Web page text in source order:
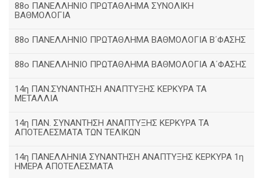
88ο ΠΑΝΕΛΛΗΝΙΟ ΠΡΩΤΑΘΛΗΜΑ ΣΥΝΟΛΙΚΗ
ΒΑΘΜΟΛΟΓΙΑ
88ο ΠΑΝΕΛΛΗΝΙΟ ΠΡΩΤΑΘΛΗΜΑ ΒΑΘΜΟΛΟΓΙΑ Β΄ΦΑΣΗΣ
88ο ΠΑΝΕΛΛΗΝΙΟ ΠΡΩΤΑΘΛΗΜΑ ΒΑΘΜΟΛΟΓΙΑ Α΄ΦΑΣΗΣ
14η ΠΑΝ.ΣΥΝΑΝΤΗΣΗ ΑΝΑΠΤΥΞΗΣ ΚΕΡΚΥΡΑ ΤΑ
ΜΕΤΑΛΛΙΑ
14η ΠΑΝ. ΣΥΝΑΝΤΗΣΗ ΑΝΑΠΤΥΞΗΣ ΚΕΡΚΥΡΑ ΤΑ
ΑΠΟΤΕΛΕΣΜΑΤΑ ΤΩΝ ΤΕΛΙΚΩΝ
14η ΠΑΝΕΛΛΗΝΙΑ ΣΥΝΑΝΤΗΣΗ ΑΝΑΠΤΥΞΗΣ ΚΕΡΚΥΡΑ 1η
ΗΜΕΡΑ ΑΠΟΤΕΛΕΣΜΑΤΑ